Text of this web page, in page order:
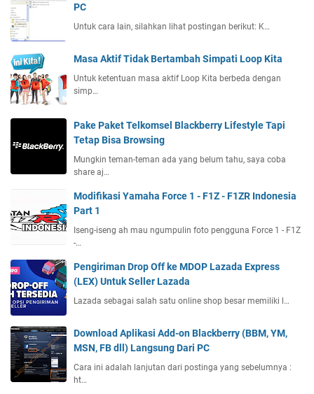
PC
Untuk cara lain, silahkan lihat postingan berikut: K…
Masa Aktif Tidak Bertambah Simpati Loop Kita
Untuk ketentuan masa aktif Loop Kita berbeda dengan
simp…
Pake Paket Telkomsel Blackberry Lifestyle Tapi
Tetap Bisa Browsing
Mungkin teman-teman ada yang belum tahu, saya coba
share aj…
Modifikasi Yamaha Force 1 - F1Z - F1ZR Indonesia
Part 1
Iseng-iseng ah mau ngumpulin foto pengguna Force 1 - F1Z
-…
Pengiriman Drop Off ke MDOP Lazada Express
(LEX) Untuk Seller Lazada
Lazada sebagai salah satu online shop besar memiliki l…
Download Aplikasi Add-on Blackberry (BBM, YM,
MSN, FB dll) Langsung Dari PC
Cara ini adalah lanjutan dari postinga yang sebelumnya :
ht…